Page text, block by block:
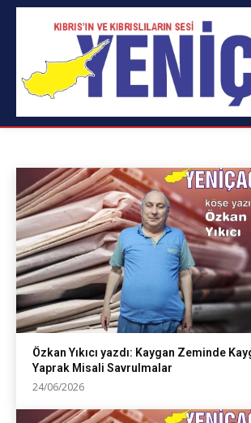
YAKLAŞIMLAR
Özkan Yıkıcı yazdı: Kaygan Zeminde
Yaprak Misali Savrulmalar
24/06/2026